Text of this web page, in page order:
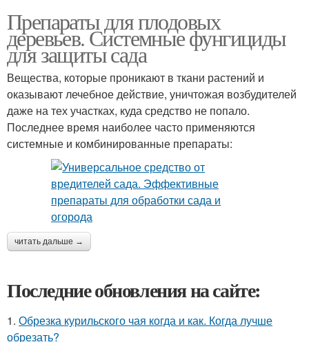
Препараты для плодовых
деревьев. Системные фунгициды
для защиты сада
Вещества, которые проникают в ткани растений и
оказывают лечебное действие, уничтожая возбудителей
даже на тех участках, куда средство не попало.
Последнее время наиболее часто применяются
системные и комбинированные препараты:
читать дальше →
Последние обновления на сайте:
1. Обрезка курильского чая когда и как. Когда лучше
обрезать?